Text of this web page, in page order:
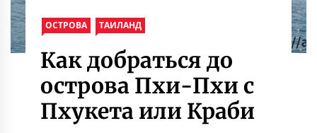
ОСТРОВА ТАИЛАНД
Как добраться до
острова Пхи-Пхи c
Пхукета или Краби